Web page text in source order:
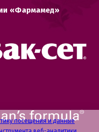
посещения и данные
«Фармамед»